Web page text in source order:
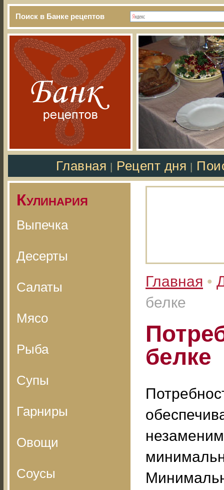
Поиск в Банке рецептов
Главная Рецепт дня
Кулинария
Выпечка
Десерты
Салаты
Мясо
Рыба
Супы
Гарниры
Овощи
Соусы
Главная •
белке
белке